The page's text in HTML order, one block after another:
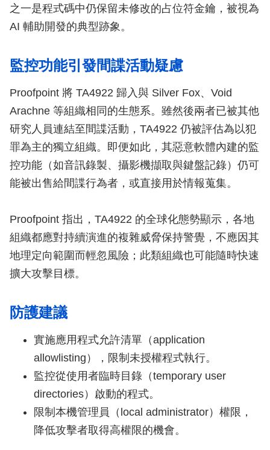
之一是程式碼中仍保留未修改的占位符金鑰，被視為
AI 輔助開發的典型跡象。
監控功能引發間諜活動疑慮
Proofpoint 將 TA4922 歸入與 Silver Fox、Void
Arachne 等組織相同的生態系。雖然後兩者已被其他
研究人員連結至間諜活動，TA4922 仍被評估為以犯
罪為主的獨立組織。即便如此，其惡意軟體內建的監
控功能（如音訊錄製、攝影機擷取與鍵盤記錄）仍可
能被出售給間諜行為者，或直接用於情報蒐集。
Proofpoint 指出，TA4922 的全球化態勢顯示，各地
組織都應對持續演進的複雜威脅保持警覺，不應因其
地理定向範圍而輕忽風險；此類組織也可能隨時快速
擴大攻擊目標。
防護建議
實施應用程式允許清單（application
allowlisting），限制未授權程式執行。
監控從使用者臨時目錄（temporary user
directories）啟動的程式。
限制本機管理員（local administrator）權限，
降低攻擊者取得高權限的機會。